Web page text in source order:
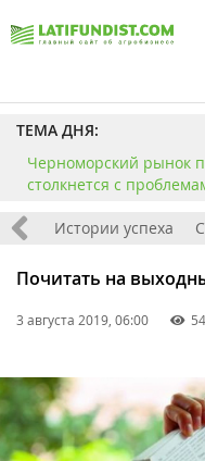
ТЕМА ДНЯ:
Черноморский рынок
столкнется с
Истории успеха
Почитать на
3 августа 2019, 06:00